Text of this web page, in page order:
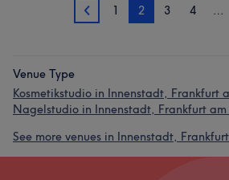
1 1 2 3 4 …
Venue Type
Kosmetikstudio in Innenstadt, Frankfurt
Nagelstudio in Innenstadt, Frankfurt
See more venues in Innenstadt,